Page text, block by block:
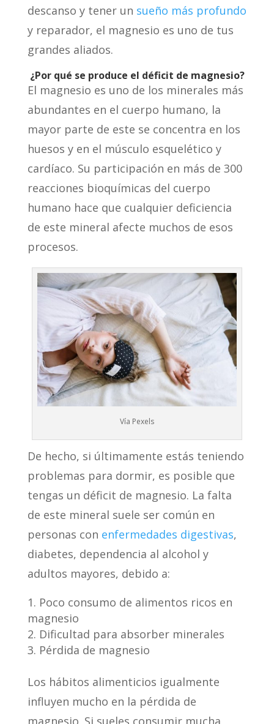
descanso y tener un sueño más profundo
y reparador, el magnesio es uno de tus
grandes aliados.
¿Por qué se produce el déficit de magnesio?
El magnesio es uno de los minerales más
abundantes en el cuerpo humano, la
mayor parte de este se concentra en los
huesos y en el músculo esquelético y
cardíaco. Su participación en más de 300
reacciones bioquímicas del cuerpo
humano hace que cualquier deficiencia
de este mineral afecte muchos de esos
procesos.
Vía Pexels
De hecho, si últimamente estás teniendo
problemas para dormir, es posible que
tengas un déficit de magnesio. La falta
de este mineral suele ser común en
personas con enfermedades digestivas,
diabetes, dependencia al alcohol y
adultos mayores, debido a:
Poco consumo de alimentos ricos en
magnesio
Dificultad para absorber minerales
Pérdida de magnesio
Los hábitos alimenticios igualmente
influyen mucho en la pérdida de
magnesio. Si sueles consumir mucha